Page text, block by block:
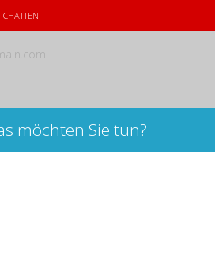
CHATTEN
möchten Sie tun?